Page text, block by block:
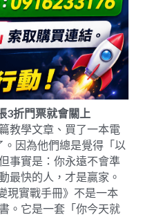
3折門票就會關上
教學文章、買了一本電
因為他們總是覺得「以
事實是：你永遠不會準
最快的人，才是贏家。
現實戰手冊》不是一本
。它是一套「你今天就